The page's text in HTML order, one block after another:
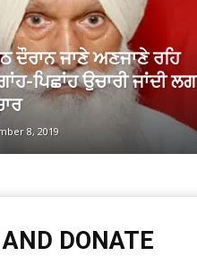
ਦੌਰਾਨ ਜਾਣੇ ਅਣਜਾਣੇ ਰਹਿ
ਪਿਛਾਂਹ ਉਚਾਰੀ ਜਾਂਦੀ ਲਗ
8, 2019
DONATE